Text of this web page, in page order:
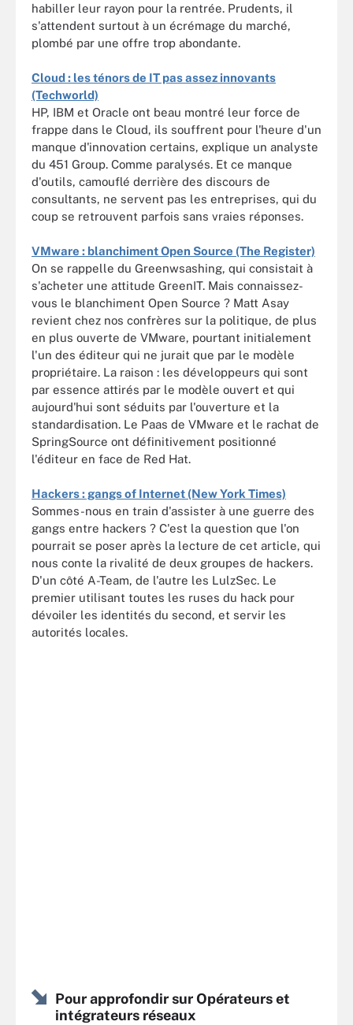
habiller leur rayon pour la rentrée. Prudents, il
s'attendent surtout à un écrémage du marché,
plombé par une offre trop abondante.
Cloud : les ténors de IT pas assez innovants
(Techworld)
HP, IBM et Oracle ont beau montré leur force de
frappe dans le Cloud, ils souffrent pour l'heure d'un
manque d'innovation certains, explique un analyste
du 451 Group. Comme paralysés. Et ce manque
d'outils, camouflé derrière des discours de
consultants, ne servent pas les entreprises, qui du
coup se retrouvent parfois sans vraies réponses.
VMware : blanchiment Open Source (The Register)
On se rappelle du Greenwsashing, qui consistait à
s'acheter une attitude GreenIT. Mais connaissez-
vous le blanchiment Open Source ? Matt Asay
revient chez nos confrères sur la politique, de plus
en plus ouverte de VMware, pourtant initialement
l'un des éditeur qui ne jurait que par le modèle
propriétaire. La raison : les développeurs qui sont
par essence attirés par le modèle ouvert et qui
aujourd'hui sont séduits par l'ouverture et la
standardisation. Le Paas de VMware et le rachat de
SpringSource ont définitivement positionné
l'éditeur en face de Red Hat.
Hackers : gangs of Internet (New York Times)
Sommes-nous en train d'assister à une guerre des
gangs entre hackers ? C'est la question que l'on
pourrait se poser après la lecture de cet article, qui
nous conte la rivalité de deux groupes de hackers.
D'un côté A-Team, de l'autre les LulzSec. Le
premier utilisant toutes les ruses du hack pour
dévoiler les identités du second, et servir les
autorités locales.
Pour approfondir sur Opérateurs et
intégrateurs réseaux